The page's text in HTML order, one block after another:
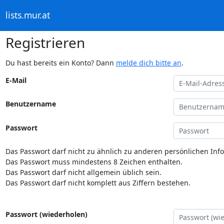
lists.mur.at
Registrieren
Du hast bereits ein Konto? Dann melde dich bitte an.
E-Mail
Benutzername
Passwort
Das Passwort darf nicht zu ähnlich zu anderen persönlichen
Das Passwort muss mindestens 8 Zeichen enthalten.
Das Passwort darf nicht allgemein üblich sein.
Das Passwort darf nicht komplett aus Ziffern bestehen.
Passwort (wiederholen)